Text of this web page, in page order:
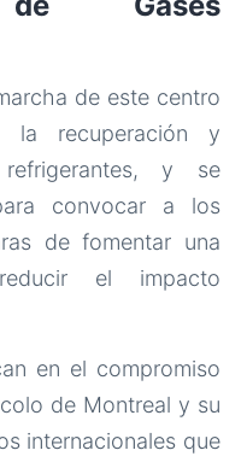
de este centro
la recuperación y
y se
convocar a los
de fomentar una
el impacto
en el compromiso
de Montreal y su
internacionales que